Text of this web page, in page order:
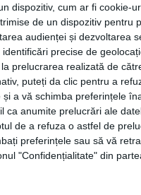
dispozitiv, cum ar fi cookie-
de un dispozitiv pentru
audienței și dezvoltarea
precise de
prelucrarea realizată de
puteți da clic pentru a
a vă schimba preferințele
ca anumite prelucrări ale
de a refuza o astfel de
preferințele sau să vă
"Confidențialitate" din
au fost
se
În urma
doi
ansambluri
metri cubi
ar fi fost
fără a